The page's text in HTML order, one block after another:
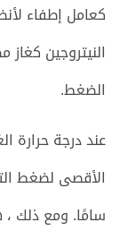
كعامل إطفاء
النيتروجين
الضغط.
سامًا. ومع ذلك ،